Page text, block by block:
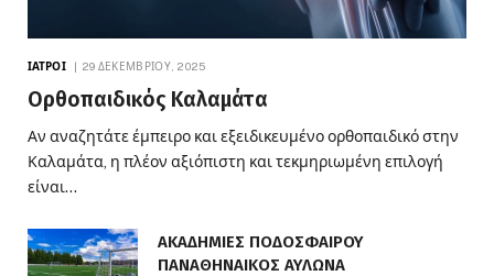
ΙΑΤΡΟΊ 29 ΔΕΚΕΜΒΡΊΟΥ, 2025
Ορθοπαιδικός Καλαμάτα
Αν αναζητάτε έμπειρο και εξειδικευμένο ορθοπαιδικό στην
Καλαμάτα, η πλέον αξιόπιστη και τεκμηριωμένη επιλογή
είναι…
ΑΚΑΔΗΜΙΕΣ ΠΟΔΟΣΦΑΙΡΟΥ
ΠΑΝΑΘΗΝΑΙΚΟΣ ΑΥΛΩΝΑ